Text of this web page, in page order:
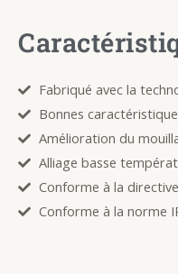
Fabriqué avec la
Bonnes
Amélioration du
Alliage basse
Conforme à la
Conforme à la norme